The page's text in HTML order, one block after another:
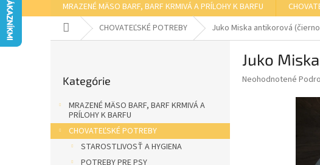
MRAZENÉ MÄSO BARF, BARF KRMIVÁ A PRÍLOHY K BARFU
Domov CHOVATEĽSKÉ POTREBY Juko Miska antikorová
a
n
kategórie
Kategórie
MRAZENÉ MÄSO BARF, BARF KRMIVÁ A
PRÍLOHY K BARFU
CHOVATEĽSKÉ POTREBY
STAROSTLIVOSŤ A HYGIENA
POTREBY PRE PSY
Juko
Priemerné
Neohodnotené